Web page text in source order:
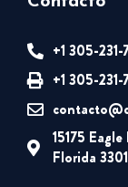
+1 305-
+1 305-
15175
Florida